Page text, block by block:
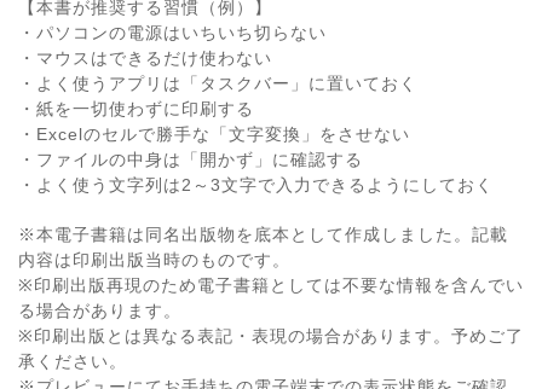
【本書が推奨する習慣（例）】
・パソコンの電源はいちいち切らない
・マウスはできるだけ使わない
・よく使うアプリは「タスクバー」に置いておく
・紙を一切使わずに印刷する
・Excelのセルで勝手な「文字変換」をさせない
・ファイルの中身は「開かず」に確認する
・よく使う文字列は2～3文字で入力できるようにしておく
※本電子書籍は同名出版物を底本として作成しました。記載
内容は印刷出版当時のものです。
※印刷出版再現のため電子書籍としては不要な情報を含んでい
る場合があります。
※印刷出版とは異なる表記・表現の場合があります。予めご了
承ください。